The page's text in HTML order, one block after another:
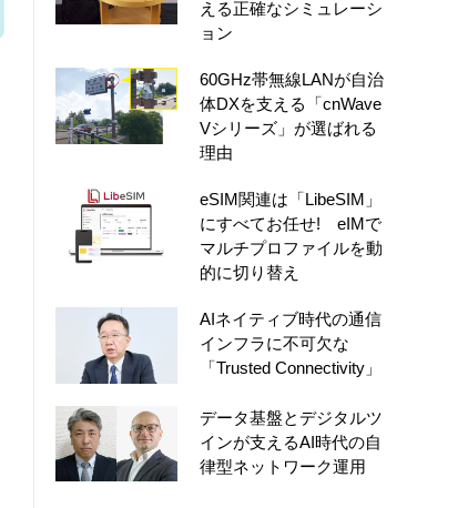
える正確なシミュレーシ
ョン
60GHz帯無線LANが自治
体DXを支える「cnWave
Vシリーズ」が選ばれる
理由
eSIM関連は「LibeSIM」
にすべてお任せ! eIMで
マルチプロファイルを動
的に切り替え
AIネイティブ時代の通信
インフラに不可欠な
「Trusted Connectivity」
データ基盤とデジタルツ
インが支えるAI時代の自
律型ネットワーク運用